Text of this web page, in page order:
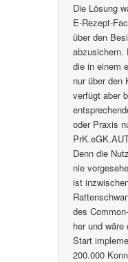
Die Lösung
E-Rezept-
über den
abzusichern.
die in einem
nur über den
verfügt aber
oder Praxis
Denn die
nie
ist
des
her und
Start
200.000